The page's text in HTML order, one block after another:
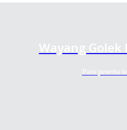
Wayang
Para peserta